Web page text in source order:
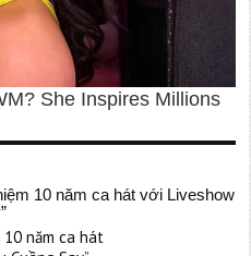
10 năm ca hát